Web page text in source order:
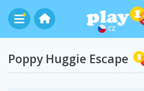
CZ
Poppy Huggie Escape